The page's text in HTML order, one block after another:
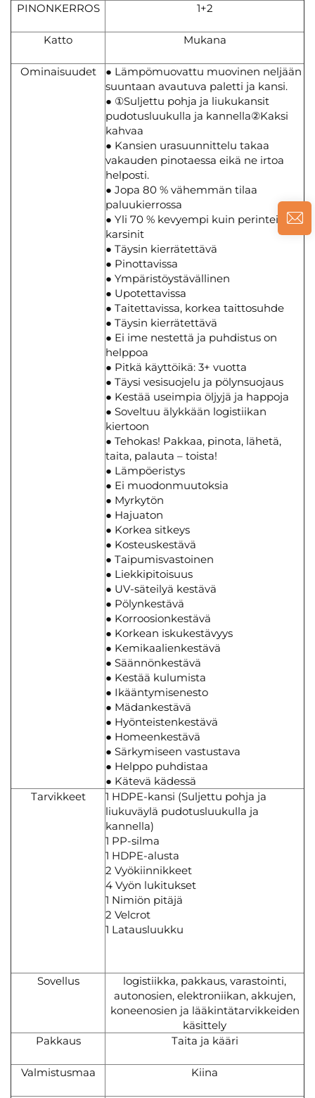
PINONKERROS 1+2
Katto Mukana
Ominaisuudet
● Lämpömuovattu muovinen neljään
suuntaan avautuva paletti ja kansi.
● ①Suljettu pohja ja liukukansit
pudotusluukulla ja kannella②Kaksi
kahvaa
● Kansien urasuunnittelu takaa
vakauden pinotaessa eikä ne irtoa
helposti.
● Jopa 80 % vähemmän tilaa
paluukierrossa
● Yli 70 % kevyempi kuin perinteiset
karsinit
● Täysin kierrätettävä
● Pinottavissa
● Ympäristöystävällinen
● Upotettavissa
● Taitettavissa, korkea taittosuhde
● Täysin kierrätettävä
● Ei ime nestettä ja puhdistus on
helppoa
● Pitkä käyttöikä: 3+ vuotta
● Täysi vesisuojelu ja pölynsuojaus
● Kestää useimpia öljyjä ja happoja
● Soveltuu älykkään logistiikan
kiertoon
● Tehokas! Pakkaa, pinota, lähetä,
taita, palauta – toista!
● Lämpöeristys
● Ei muodonmuutoksia
● Myrkytön
● Hajuaton
● Korkea sitkeys
● Kosteuskestävä
● Taipumisvastoinen
● Liekkipitoisuus
● UV-säteilyä kestävä
● Pölynkestävä
● Korroosionkestävä
● Korkean iskukestävyys
● Kemikaalienkestävä
● Säännönkestävä
● Kestää kulumista
● Ikääntymisenesto
● Mädankestävä
● Hyönteistenkestävä
● Homeenkestävä
● Särkymiseen vastustava
● Helppo puhdistaa
● Kätevä kädessä
Tarvikkeet
1 HDPE-kansi (Suljettu pohja ja
liukuväylä pudotusluukulla ja
kannella)
1 PP-silma
1 HDPE-alusta
2 Vyökiinnikkeet
4 Vyön lukitukset
1 Nimiön pitäjä
2 Velcrot
1 Latausluukku
Sovellus
logistiikka, pakkaus, varastointi,
autonosien, elektroniikan, akkujen,
koneenosien ja lääkintätarvikkeiden
käsittely
Pakkaus
Taita ja kääri
Valmistusmaa Kiina